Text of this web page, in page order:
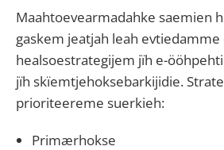
Maahtoevearmadahke saemien
gaskem jeatjah leah
healsoestrategijem jïh e-
jïh skïemtjehoksebarkijidie.
prioriteereme suerkieh:
Primærhokse